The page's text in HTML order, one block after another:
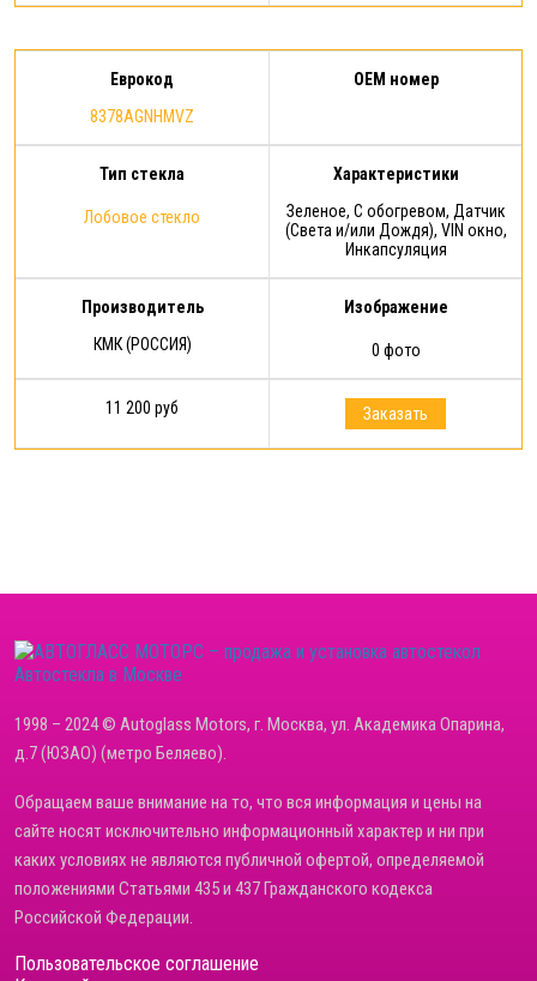
Еврокод
8378AGNHMVZ
OEM номер
Тип стекла
Лобовое стекло
Характеристики
Зеленое, С обогревом, Датчик
(Света и/или Дождя), VIN окно,
Инкапсуляция
Производитель
КМК (РОССИЯ)
Изображение
0 фото
11 200 руб Заказать
Автостекла в Москве
1998 – 2024 © Autoglass Motors, г. Москва, ул. Академика Опарина,
д.7 (ЮЗАО) (метро Беляево).
Обращаем ваше внимание на то, что вся информация и цены на
сайте носят исключительно информационный характер и ни при
каких условиях не являются публичной офертой, определяемой
положениями Статьями 435 и 437 Гражданского кодекса
Российской Федерации.
Пользовательское соглашение